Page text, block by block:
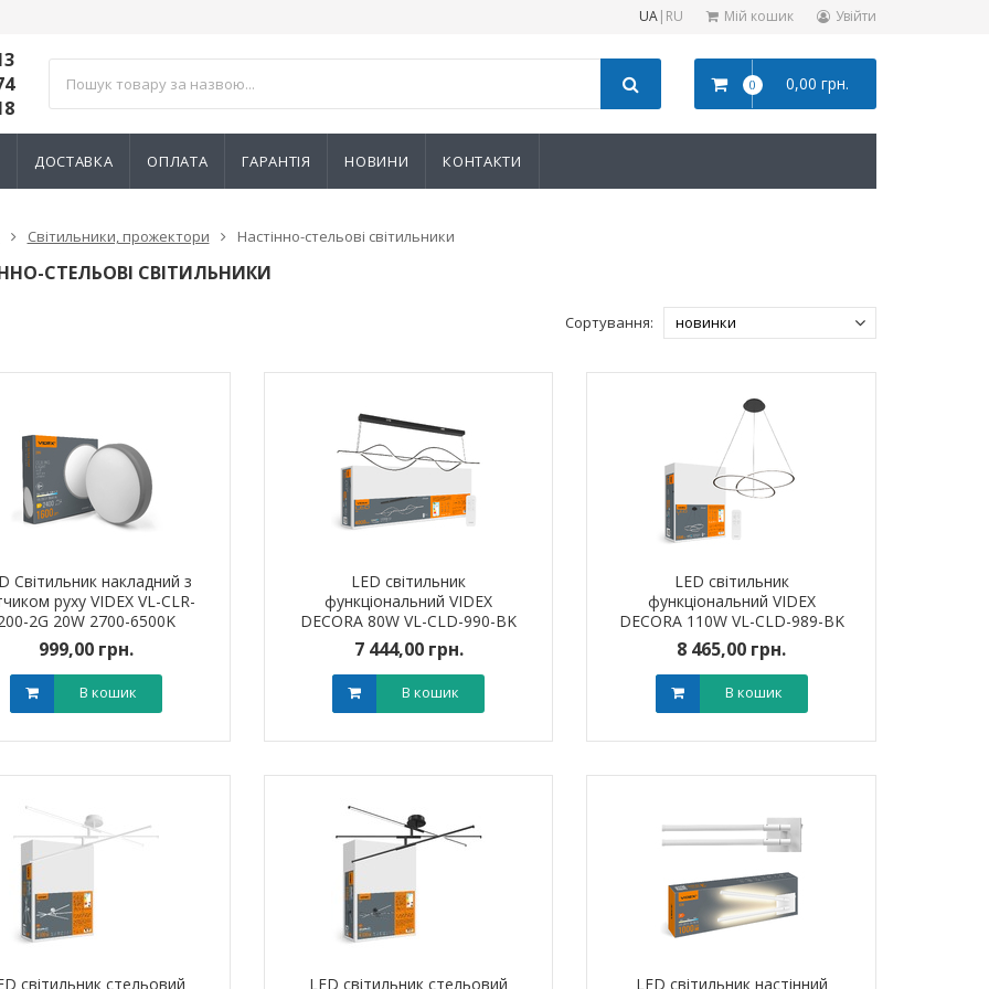
UA| RU Мій кошик Увійти
0 0,00 грн.
ДОСТАВКА ОПЛАТА ГАРАНТІЯ НОВИНИ КОНТАКТИ
NIK 2300
грн.
В кошик
запрограмований
3 799,00 грн.
Світильники, прожектори Настінно-стельові світильники
СТЕЛЬОВІ СВІТИЛЬНИКИ
Сортування:
Світильник накладний з
руху VIDEX VL-CLR-
2G 20W 2700-6500K
999,00 грн.
В кошик
LED світильник
функціональний VIDEX
DECORA 80W VL-CLD-990-BK
7 444,00 грн.
В кошик
LED світильник
функціональний VIDEX
DECORA 110W VL-CLD-989-BK
8 465,00 грн.
В кошик
світильник стельовий
LED світильник стельовий
LED світильник настінний